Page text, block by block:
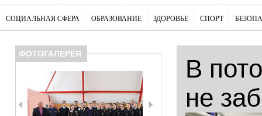
СОЦИАЛЬНАЯ СФЕРА ОБРАЗОВАНИЕ ЗДОРОВЬЕ СПОРТ
ФОТОГАЛЕРЕЯ
В
не